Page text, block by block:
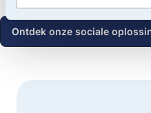
Ontdek onze sociale